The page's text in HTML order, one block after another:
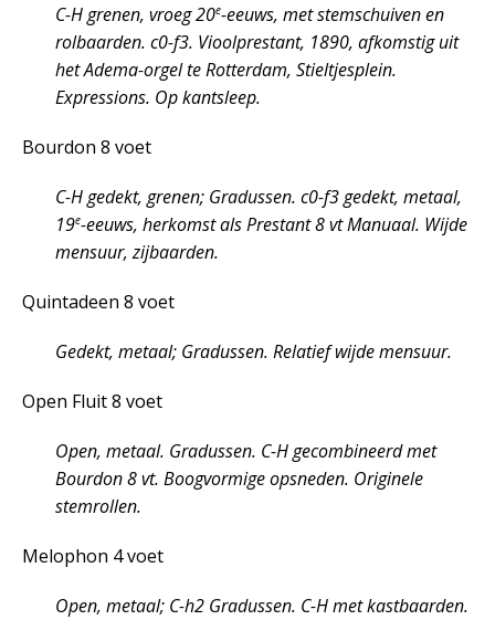
C-H grenen, vroeg 20e-eeuws, met stemschuiven en
rolbaarden. c0-f3. Vioolprestant, 1890, afkomstig uit
het Adema-orgel te Rotterdam, Stieltjesplein.
Expressions. Op kantsleep.
Bourdon 8 voet
C-H gedekt, grenen; Gradussen. c0-f3 gedekt, metaal,
19e-eeuws, herkomst als Prestant 8 vt Manuaal. Wijde
mensuur, zijbaarden.
Quintadeen 8 voet
Gedekt, metaal; Gradussen. Relatief wijde mensuur.
Open Fluit 8 voet
Open, metaal. Gradussen. C-H gecombineerd met
Bourdon 8 vt. Boogvormige opsneden. Originele
stemrollen.
Melophon 4 voet
Open, metaal; C-h2 Gradussen. C-H met kastbaarden.